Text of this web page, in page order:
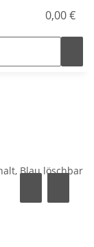
0,00 €